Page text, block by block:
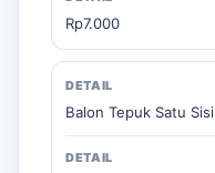
Rp7.000
Balon Tepuk Satu Sisi